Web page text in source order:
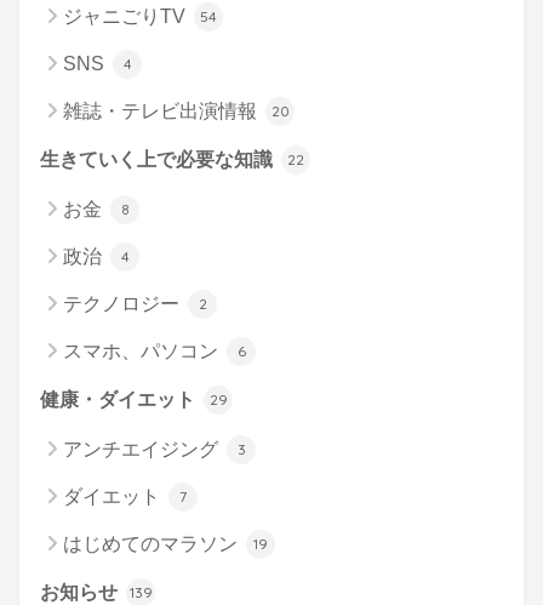
ジャニごりTV 54
SNS 4
雑誌・テレビ出演情報 20
生きていく上で必要な知識 22
お金 8
政治 4
テクノロジー 2
スマホ、パソコン 6
健康・ダイエット 29
アンチエイジング 3
ダイエット 7
はじめてのマラソン 19
お知らせ 139